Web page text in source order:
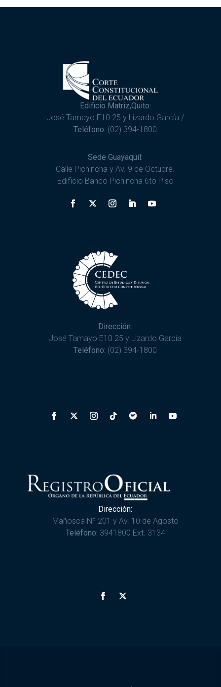
Edificio Matriz,Quito:
José Tamayo E10 25 y Lizardo García /
Teléfono: (02) 394-1800
Sede Guayaquil:
Calle Pichincha y Av. 9 de Octubre.
Edificio Banco Pichincha 6to Piso
Dirección:
José Tamayo E10 25 y Lizardo García
Teléfono: (02) 394-1800
Dirección:
Mañosca Nº 201 y Av. 10 de Agosto
Teléfono: 3941800 Ext. 3134